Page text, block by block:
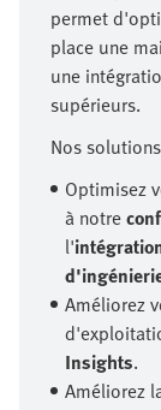
permet
place une
une
supérieurs.
Nos
Optimisez
à notre
l'
Améliorez
Insights.
Améliorez